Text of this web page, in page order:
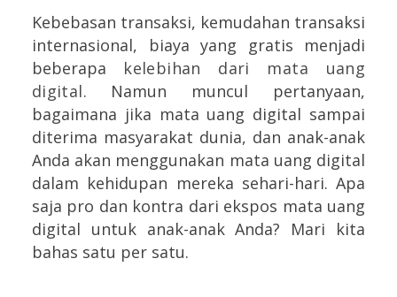
Kebebasan transaksi, kemudahan transaksi
internasional, biaya yang gratis menjadi
beberapa kelebihan dari mata uang
digital. Namun muncul pertanyaan,
bagaimana jika mata uang digital sampai
diterima masyarakat dunia, dan anak-anak
Anda akan menggunakan mata uang digital
dalam kehidupan mereka sehari-hari. Apa
saja pro dan kontra dari ekspos mata uang
digital untuk anak-anak Anda? Mari kita
bahas satu per satu.